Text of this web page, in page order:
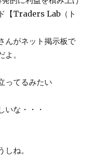
【Traders Lab（ト
んがネット掲示板で
。
ってるみたい
いな・・・
ね。